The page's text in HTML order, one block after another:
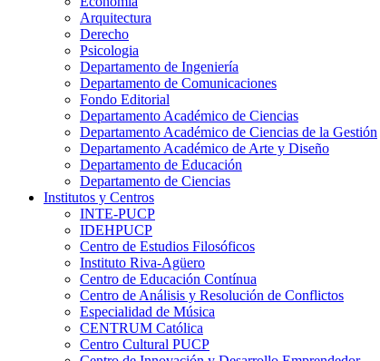
Arquitectura
Derecho
Psicologia
Departamento de Ingeniería
Departamento de Comunicaciones
Fondo Editorial
Departamento Académico de Ciencias
Departamento Académico de Ciencias de la Gestión
Departamento Académico de Arte y Diseño
Departamento de Educación
Departamento de Ciencias
Institutos y Centros
INTE-PUCP
IDEHPUCP
Centro de Estudios Filosóficos
Instituto Riva-Agüero
Centro de Educación Contínua
Centro de Análisis y Resolución de Conflictos
Especialidad de Música
CENTRUM Católica
Centro Cultural PUCP